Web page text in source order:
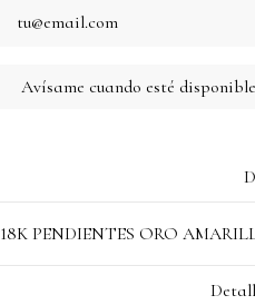
18K PENDIENTES ORO